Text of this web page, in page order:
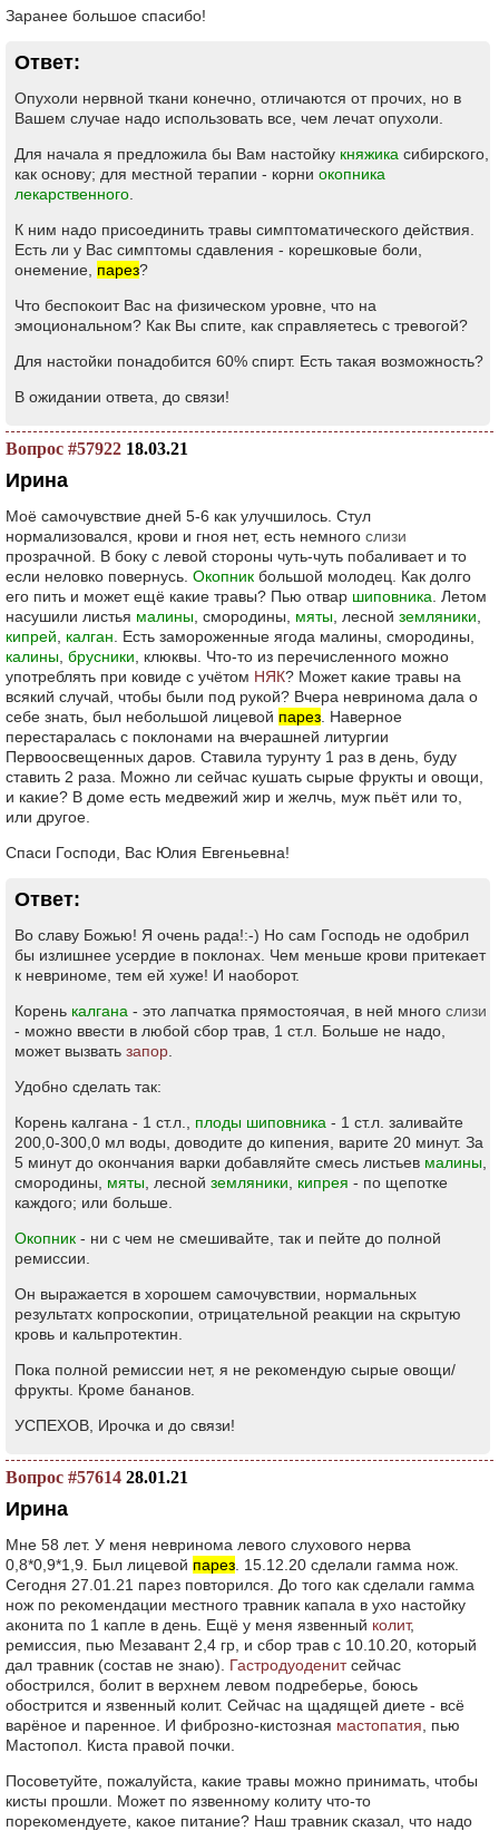
Заранее большое спасибо!
Ответ:
Опухоли нервной ткани конечно, отличаются от прочих, но в
Вашем случае надо использовать все, чем лечат опухоли.
Для начала я предложила бы Вам настойку княжика сибирского,
как основу; для местной терапии - корни окопника
лекарственного
К ним надо присоединить травы симптоматического действия.
Есть ли у Вас симптомы сдавления - корешковые боли,
онемение, парез?
Что беспокоит Вас на физическом уровне, что на
эмоциональном? Как Вы спите, как справляетесь с тревогой?
Для настойки понадобится 60% спирт. Есть такая возможность?
В ожидании ответа, до связи!
Вопрос #57922 18.03.21
Ирина
Моё самочувствие дней 5-6 как улучшилось. Стул
нормализовался, крови и гноя нет, есть немного слизи
прозрачной. В боку с левой стороны чуть-чуть побаливает и то
если неловко повернусь. Окопник большой молодец. Как долго
его пить и может ещё какие травы? Пью отвар шиповника . Летом
насушили листья малины , смородины, мяты , лесной земляники
кипрей
калган . Есть замороженные ягода малины, смородины,
калины брусники , клюквы. Что-то из перечисленного можно
употреблять при ковиде с учётом НЯК? Может какие травы на
всякий случай, чтобы были под рукой? Вчера невринома дала о
себе знать, был небольшой лицевой парез . Наверное
перестаралась с поклонами на вчерашней литургии
Первоосвещенных даров. Ставила турунту 1 раз в день, буду
ставить 2 раза. Можно ли сейчас кушать сырые фрукты и овощи,
и какие? В доме есть медвежий жир и желчь, муж пьёт или то,
или другое.
Спаси Господи, Вас Юлия Евгеньевна!
Ответ:
Во славу Божью! Я очень рада!:-) Но сам Господь не одобрил
бы излишнее усердие в поклонах. Чем меньше крови притекает
к невриноме, тем ей хуже! И наоборот.
Корень калгана - это лапчатка прямостоячая, в ней много слизи
- можно ввести в любой сбор трав, 1 ст.л. Больше не надо,
может вызвать запор
Удобно сделать так:
Корень калгана - 1 ст.л., плоды шиповника - 1 ст.л. заливайте
200,0-300,0 мл воды, доводите до кипения, варите 20 минут. За
5 минут до окончания варки добавляйте смесь листьев малины
смородины, мяты , лесной земляники кипрея - по щепотке
каждого; или больше.
Окопник - ни с чем не смешивайте, так и пейте до полной
ремиссии.
Он выражается в хорошем самочувствии, нормальных
результатх копроскопии, отрицательной реакции на скрытую
кровь и кальпротектин.
Пока полной ремиссии нет, я не рекомендую сырые овощи/
фрукты. Кроме бананов.
УСПЕХОВ, Ирочка и до связи!
Вопрос #57614 28.01.21
Ирина
Мне 58 лет. У меня невринома левого слухового нерва
0,8*0,9*1,9. Был лицевой парез . 15.12.20 сделали гамма нож.
Сегодня 27.01.21 парез повторился. До того как сделали гамма
нож по рекомендации местного травник капала в ухо настойку
аконита по 1 капле в день. Ещё у меня язвенный колит,
ремиссия, пью Мезавант 2,4 гр, и сбор трав с 10.10.20, который
дал травник (состав не знаю). Гастродуоденитсейчас
обострился, болит в верхнем левом подреберье, боюсь
обострится и язвенный колит. Сейчас на щадящей диете - всё
варёное и паренное. И фиброзно-кистозная мастопатия , пью
Мастопол. Киста правой почки.
Посоветуйте, пожалуйста, какие травы можно принимать, чтобы
кисты прошли. Может по язвенному колиту что-то
порекомендуете, какое питание? Наш травник сказал, что надо